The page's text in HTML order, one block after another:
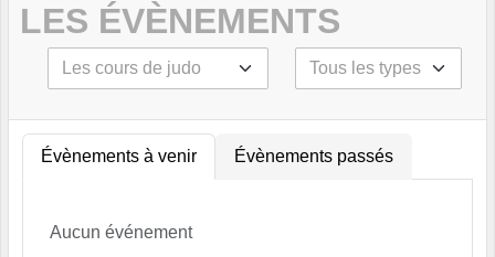
LES ÉVÈNEMENTS
Évènements à venir Évènements passés
Aucun événement